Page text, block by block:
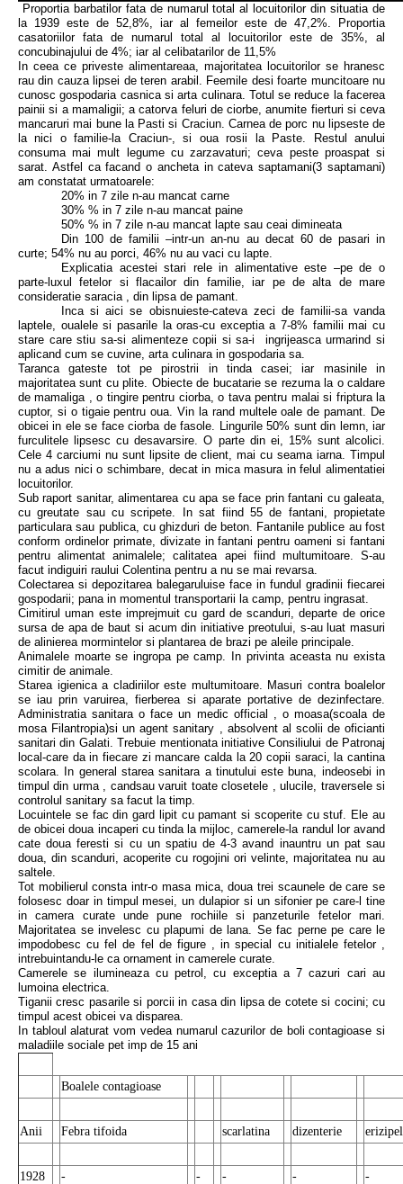
Proportia barbatilor fata de numarul total al locuitorilor din situatia de
la 1939 este de 52,8%, iar al femeilor este de 47,2%. Proportia
casatoriilor fata de numarul total al locuitorilor este de 35%, al
concubinajului de 4%; iar al celibatarilor de 11,5%
In ceea ce priveste alimentareaa, majoritatea locuitorilor se hranesc
rau din cauza lipsei de teren arabil. Feemile desi foarte muncitoare nu
cunosc gospodaria casnica si arta culinara. Totul se reduce la facerea
painii si a mamaligii; a catorva feluri de ciorbe, anumite fierturi si ceva
mancaruri mai bune la Pasti si Craciun. Carnea de porc nu lipseste de
la nici o familie-la Craciun-, si oua rosii la Paste. Restul anului
consuma mai mult legume cu zarzavaturi; ceva peste proaspat si
sarat. Astfel ca facand o ancheta in cateva saptamani(3 saptamani)
am constatat urmatoarele:
20% in 7 zile n-au mancat carne
30% % in 7 zile n-au mancat paine
50% % in 7 zile n-au mancat lapte sau ceai dimineata
Din 100 de familii –intr-un an-nu au decat 60 de pasari in
curte; 54% nu au porci, 46% nu au vaci cu lapte.
Explicatia acestei stari rele in alimentative este –pe de o
parte-luxul fetelor si flacailor din familie, iar pe de alta de mare
consideratie saracia , din lipsa de pamant.
Inca si aici se obisnuieste-cateva zeci de familii-sa vanda
laptele, oualele si pasarile la oras-cu exceptia a 7-8% familii mai cu
stare care stiu sa-si alimenteze copii si sa-i ingrijeasca urmarind si
aplicand cum se cuvine, arta culinara in gospodaria sa.
Taranca gateste tot pe pirostrii in tinda casei; iar masinile in
majoritatea sunt cu plite. Obiecte de bucatarie se rezuma la o caldare
de mamaliga , o tingire pentru ciorba, o tava pentru malai si friptura la
cuptor, si o tigaie pentru oua. Vin la rand multele oale de pamant. De
obicei in ele se face ciorba de fasole. Lingurile 50% sunt din lemn, iar
furculitele lipsesc cu desavarsire. O parte din ei, 15% sunt alcolici.
Cele 4 carciumi nu sunt lipsite de client, mai cu seama iarna. Timpul
nu a adus nici o schimbare, decat in mica masura in felul alimentatiei
locuitorilor.
Sub raport sanitar, alimentarea cu apa se face prin fantani cu galeata,
cu greutate sau cu scripete. In sat fiind 55 de fantani, propietate
particulara sau publica, cu ghizduri de beton. Fantanile publice au fost
conform ordinelor primate, divizate in fantani pentru oameni si fantani
pentru alimentat animalele; calitatea apei fiind multumitoare. S-au
facut indiguiri raului Colentina pentru a nu se mai revarsa.
Colectarea si depozitarea balegaruluise face in fundul gradinii fiecarei
gospodarii; pana in momentul transportarii la camp, pentru ingrasat.
Cimitirul uman este imprejmuit cu gard de scanduri, departe de orice
sursa de apa de baut si acum din initiative preotului, s-au luat masuri
de alinierea mormintelor si plantarea de brazi pe aleile principale.
Animalele moarte se ingropa pe camp. In privinta aceasta nu exista
cimitir de animale.
Starea igienica a cladiriilor este multumitoare. Masuri contra boalelor
se iau prin varuirea, fierberea si aparate portative de dezinfectare.
Administratia sanitara o face un medic official , o moasa(scoala de
mosa Filantropia)si un agent sanitary , absolvent al scolii de oficianti
sanitari din Galati. Trebuie mentionata initiative Consiliului de Patronaj
local-care da in fiecare zi mancare calda la 20 copii saraci, la cantina
scolara. In general starea sanitara a tinutului este buna, indeosebi in
timpul din urma , candsau varuit toate closetele , ulucile, traversele si
controlul sanitary sa facut la timp.
Locuintele se fac din gard lipit cu pamant si scoperite cu stuf. Ele au
de obicei doua incaperi cu tinda la mijloc, camerele-la randul lor avand
cate doua feresti si cu un spatiu de 4-3 avand inauntru un pat sau
doua, din scanduri, acoperite cu rogojini ori velinte, majoritatea nu au
saltele.
Tot mobilierul consta intr-o masa mica, doua trei scaunele de care se
folosesc doar in timpul mesei, un dulapior si un sifonier pe care-l tine
in camera curate unde pune rochiile si panzeturile fetelor mari.
Majoritatea se invelesc cu plapumi de lana. Se fac perne pe care le
impodobesc cu fel de fel de figure , in special cu initialele fetelor ,
intrebuintandu-le ca ornament in camerele curate.
Camerele se ilumineaza cu petrol, cu exceptia a 7 cazuri cari au
lumoina electrica.
Tiganii cresc pasarile si porcii in casa din lipsa de cotete si cocini; cu
timpul acest obicei va disparea.
In tabloul alaturat vom vedea numarul cazurilor de boli contagioase si
maladiile sociale pet imp de 15 ani
Boalele contagioase
Anii Febra tifoida scarlatina dizenterie erizipel
1928 - - - - -